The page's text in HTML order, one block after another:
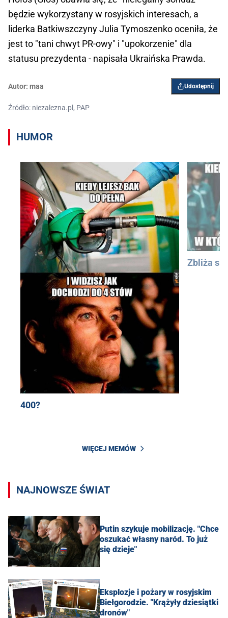
będzie wykorzystany w rosyjskich interesach, a
liderka Batkiwszczyny Julia Tymoszenko oceniła, że
jest to "tani chwyt PR-owy" i "upokorzenie" dla
statusu prezydenta - napisała Ukraińska Prawda.
Autor: maa Udostępnij
Źródło: niezalezna.pl, PAP
HUMOR
400?
Zbliża się
WIĘCEJ MEMÓW
NAJNOWSZE ŚWIAT
Putin szykuje mobilizację. "Chce
oszukać własny naród. To już
się dzieje"
Eksplozje i pożary w rosyjskim
Biełgorodzie. "Krążyły dziesiątki
dronów"